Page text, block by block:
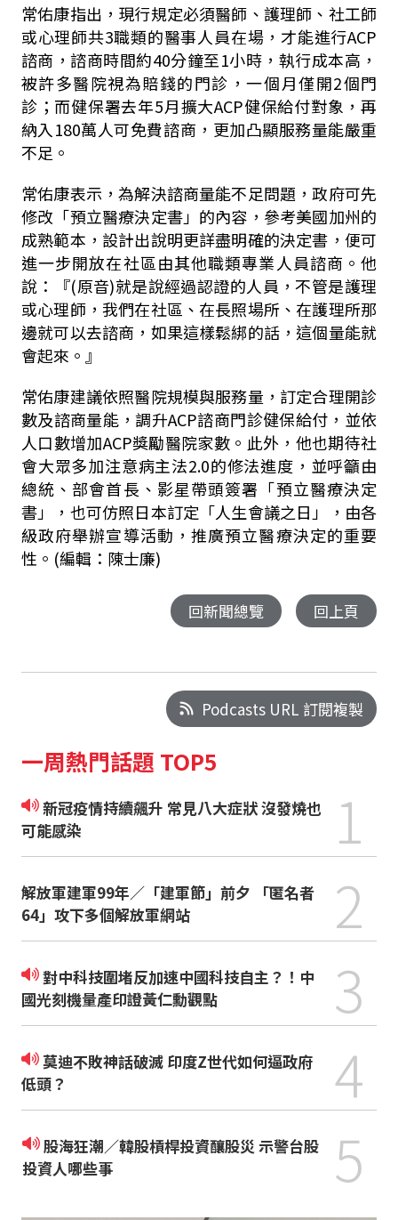
常佑康指出，現行規定必須醫師、護理師、社工師
或心理師共3職類的醫事人員在場，才能進行ACP
諮商，諮商時間約40分鐘至1小時，執行成本高，
被許多醫院視為賠錢的門診，一個月僅開2個門
診；而健保署去年5月擴大ACP健保給付對象，再
納入 180萬人可免費諮商，更加凸顯服務量能嚴重
不足。
常佑康表示，為解決諮商量能不足問題，政府可先
修改「預立醫療決定書」的內容，參考美國加州的
成熟範本，設計出說明更詳盡明確的決定書，便可
進一步開放在社區由其他職類專業人員諮商。他
說：『(原音)就是說經過認證的人員，不管是護理
或心理師，我們在社區、在長照場所、在護理所那
邊就可以去諮商，如果這樣鬆綁的話，這個量能就
會起來。』
常佑康建議依照醫院規模與服務量，訂定合理開診
數及諮商量能，調升ACP諮商門診健保給付，並依
人口數增加ACP獎勵醫院家數。此外，他也期待社
會大眾多加注意病主法2.0的修法進度，並呼籲由
總統、部會首長、影星帶頭簽署「預立醫療決定
書」，也可仿照日本訂定「人生會議之日」，由各
級政府舉辦宣導活動，推廣預立醫療決定的重要
性。(編輯：陳士廉)
回新聞總覽 回上頁
Podcasts URL 訂閱複製
一周熱門話題 TOP5
新冠疫情持續飆升 常見八大症狀 沒發燒也
可能感染
1
解放軍建軍99年／「建軍節」前夕 「匿名者
64」攻下多個解放軍網站
2
對中科技圍堵反加速中國科技自主？！中
國光刻機量產印證黃仁勳觀點
3
莫迪不敗神話破滅 印度Z世代如何逼政府
低頭？
4
股海狂潮／韓股槓桿投資釀股災 示警台股
投資人哪些事
5